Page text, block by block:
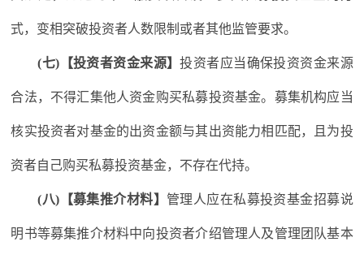
式，变相突破投资者人数限制或者其他监管要求。
(七)【投资者资金来源】投资者应当确保投资资金来源
合法，不得汇集他人资金购买私募投资基金。募集机构应当
核实投资者对基金的出资金额与其出资能力相匹配，且为投
资者自己购买私募投资基金，不存在代持。
(八)【募集推介材料】 管理人应在私募投资基金招募说
明书等募集推介材料中向投资者介绍管理人及管理团队基本